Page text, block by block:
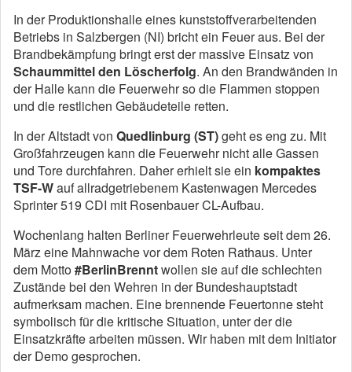
In der Produktionshalle eines kunststoffverarbeitenden
Betriebs in Salzbergen (NI) bricht ein Feuer aus. Bei der
Brandbekämpfung bringt erst der massive Einsatz von
Schaummittel den Löscherfolg. An den Brandwänden in
der Halle kann die Feuerwehr so die Flammen stoppen
und die restlichen Gebäudeteile retten.
In der Altstadt von Quedlinburg (ST)geht es eng zu. Mit
Großfahrzeugen kann die Feuerwehr nicht alle Gassen
und Tore durchfahren. Daher erhielt sie ein kompaktes
TSF-Wauf allradgetriebenem Kastenwagen Mercedes
Sprinter 519 CDI mit Rosenbauer CL-Aufbau.
Wochenlang halten Berliner Feuerwehrleute seit dem 26.
März eine Mahnwache vor dem Roten Rathaus. Unter
dem Motto#BerlinBrenntwollen sie auf die schlechten
Zustände bei den Wehren in der Bundeshauptstadt
aufmerksam machen. Eine brennende Feuertonne steht
symbolisch für die kritische Situation, unter der die
Einsatzkräfte arbeiten müssen. Wir haben mit dem Initiator
der Demo gesprochen.